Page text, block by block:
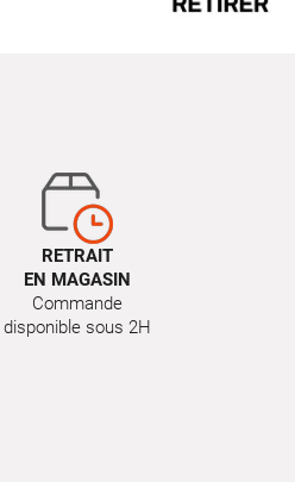
RETRAIT
EN MAGASIN
Commande
disponible sous 2H